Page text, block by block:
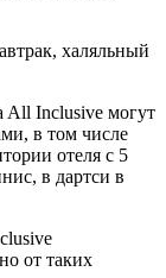
халяльный
Inclusive могут
в том числе
отеля с 5
в дартси в
от таких